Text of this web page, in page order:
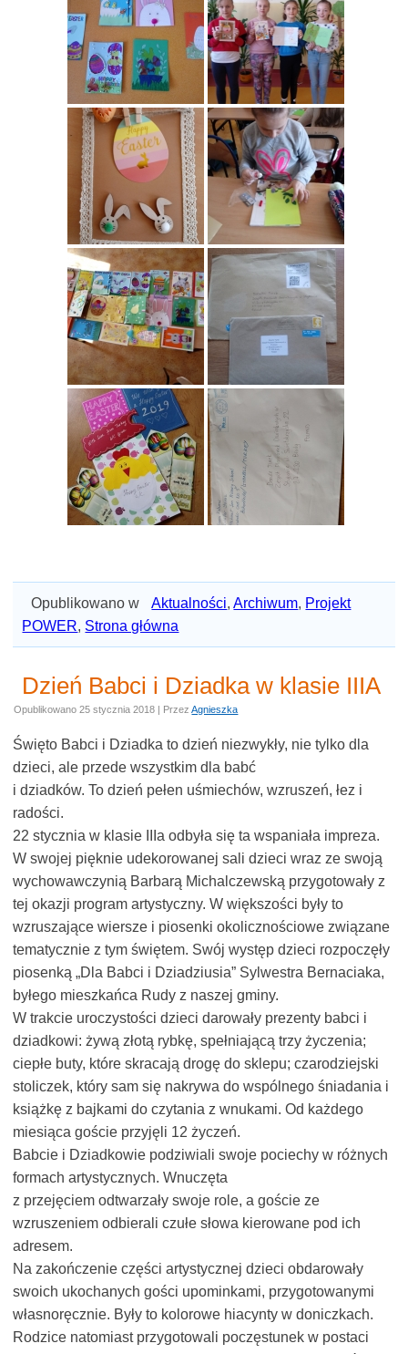
Opublikowano w Aktualności,Archiwum, Projekt
POWER, Strona główna
Dzień Babci i Dziadka w klasie IIIA
Opublikowano 25 stycznia 2018 | Przez Agnieszka
Święto Babci i Dziadka to dzień niezwykły, nie tylko dla
dzieci, ale przede wszystkim dla babć
i dziadków. To dzień pełen uśmiechów, wzruszeń, łez i
radości.
22 stycznia w klasie IIIa odbyła się ta wspaniała impreza.
W swojej pięknie udekorowanej sali dzieci wraz ze swoją
wychowawczynią Barbarą Michalczewską przygotowały z
tej okazji program artystyczny. W większości były to
wzruszające wiersze i piosenki okolicznościowe związane
tematycznie z tym świętem. Swój występ dzieci rozpoczęły
piosenką „Dla Babci i Dziadziusia” Sylwestra Bernaciaka,
byłego mieszkańca Rudy z naszej gminy.
W trakcie uroczystości dzieci darowały prezenty babci i
dziadkowi: żywą złotą rybkę, spełniającą trzy życzenia;
ciepłe buty, które skracają drogę do sklepu; czarodziejski
stoliczek, który sam się nakrywa do wspólnego śniadania i
książkę z bajkami do czytania z wnukami. Od każdego
miesiąca goście przyjęli 12 życzeń.
Babcie i Dziadkowie podziwiali swoje pociechy w różnych
formach artystycznych. Wnuczęta
z przejęciem odtwarzały swoje role, a goście ze
wzruszeniem odbierali czułe słowa kierowane pod ich
adresem.
Na zakończenie części artystycznej dzieci obdarowały
swoich ukochanych gości upominkami, przygotowanymi
własnoręcznie. Były to kolorowe hiacynty w doniczkach.
Rodzice natomiast przygotowali poczęstunek w postaci